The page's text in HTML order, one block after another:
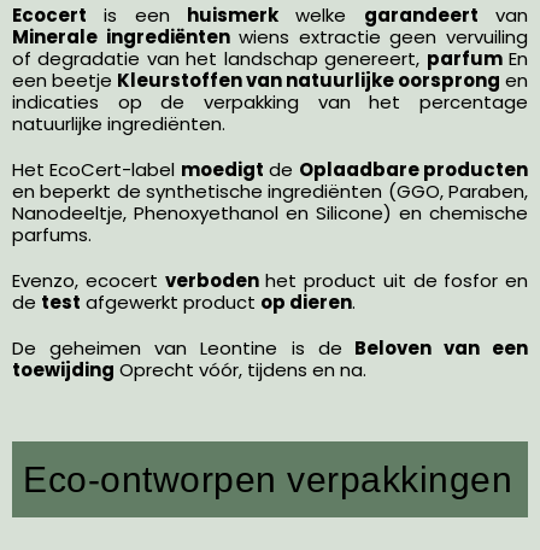
Ecocert is een huismerk welke garandeert van
Minerale ingrediëntenwiens extractie geen vervuiling
of degradatie van het landschap genereert, parfumEn
een beetje Kleurstoffen van natuurlijke oorsprong en
indicaties op de verpakking van het percentage
natuurlijke ingrediënten.
Het EcoCert-label moedigt de Oplaadbare producten
en beperkt de synthetische ingrediënten (GGO, Paraben,
Nanodeeltje, Phenoxyethanol en Silicone) en chemische
parfums.
Evenzo, ecocert verbodenhet product uit de fosfor en
de test afgewerkt product op dieren.
De geheimen van Leontine is de Beloven van een
toewijding Oprecht vóór, tijdens en na.
Eco-ontworpen verpakkingen